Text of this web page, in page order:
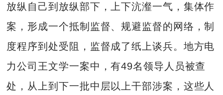
放纵自己到放纵部下，上下沆瀣一气，集体作
案，形成一个抵制监督、规避监督的网络，制
度程序到处受阻，监督成了纸上谈兵。地方电
力公司王文学一案中，有49名领导人员被查
处，从上到下一批中层以上干部涉案，这些人